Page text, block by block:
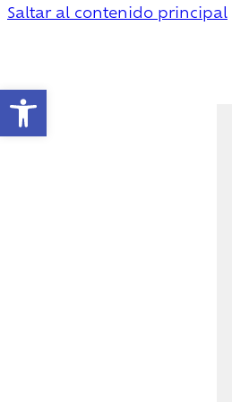
Abrir barra de herramientas
Saltar al contenido principal